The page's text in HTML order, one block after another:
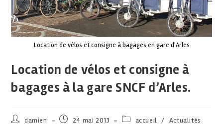
Location de vélos et consigne à bagages en gare d'Arles
Location de vélos et consigne à
bagages à la gare SNCF d’Arles.
damien 24 mai 2013 accueil / Actualités